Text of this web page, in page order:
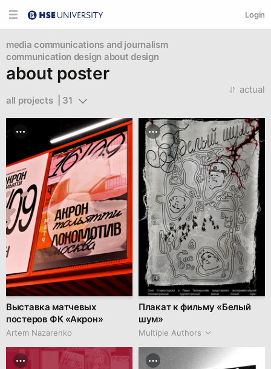
Login
media communications and journalism
communication design about design
about poster
all projects  | 31
actual
Выставка матчевых
постеров ФК «Акрон»
Artem Nazarenko
Плакат к фильму «Белый
шум»
Multiple Authors